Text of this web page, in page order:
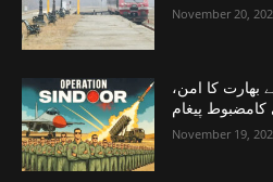
November 20,
بھارت کا امن،
پیغام
November 19,